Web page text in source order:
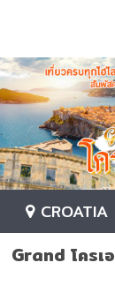
CROATIA
Grand โครเ